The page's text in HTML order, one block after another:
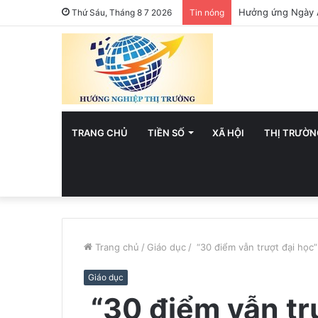
Thứ Sáu, Tháng 8 7 2026 Tin nóng Hưởng ứng Ngày
TRANG CHỦ TIỀN SỐ XÃ HỘI THỊ
Trang chủ / Giáo dục / “30 điểm vẫn trượt đại
Giáo dục
“30 điểm vẫn